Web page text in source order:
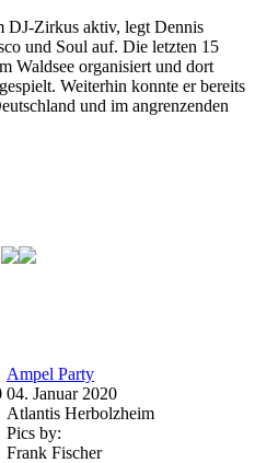
DJ-Zirkus aktiv, legt Dennis
und Soul auf. Die letzten 15
Waldsee organisiert und dort
Weiterhin konnte er bereits
und im angrenzenden
Ampel Party
04. Januar 2020
Atlantis Herbolzheim
Pics by:
Frank Fischer